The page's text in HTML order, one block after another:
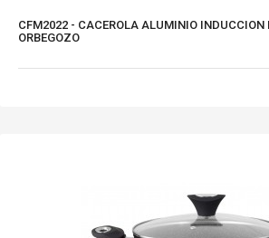
CFM2022 - CACEROLA ALUMINIO INDUCCION
ORBEGOZO